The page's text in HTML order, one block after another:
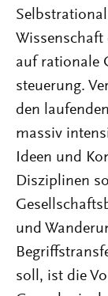
auf rationale
steuerung.
den
massiv
Ideen und
Disziplinen
und
soll, ist die